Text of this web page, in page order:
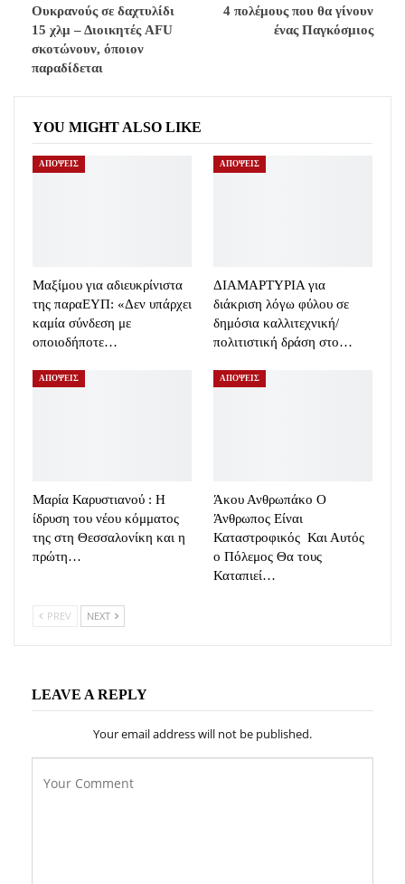
Ουκρανούς σε δαχτυλίδι
15 χλμ – Διοικητές AFU
σκοτώνουν, όποιον
παραδίδεται
4 πολέμους που θα γίνουν
ένας Παγκόσμιος
YOU MIGHT ALSO LIKE
ΑΠΟΨΕΙΣ
Μαξίμου για αδιευκρίνιστα
της παραΕΥΠ: «Δεν υπάρχει
καμία σύνδεση με
οποιοδήποτε…
ΑΠΟΨΕΙΣ
ΔΙΑΜΑΡΤΥΡΙΑ για
διάκριση λόγω φύλου σε
δημόσια καλλιτεχνική/
πολιτιστική δράση στο…
ΑΠΟΨΕΙΣ
Μαρία Καρυστιανού : Η
ίδρυση του νέου κόμματος
της στη Θεσσαλονίκη και η
πρώτη…
ΑΠΟΨΕΙΣ
Άκου Ανθρωπάκο Ο
Άνθρωπος Είναι
Καταστροφικός Και Αυτός
ο Πόλεμος Θα τους
Καταπιεί…
PREV NEXT
LEAVE A REPLY
Your email address will not be published.